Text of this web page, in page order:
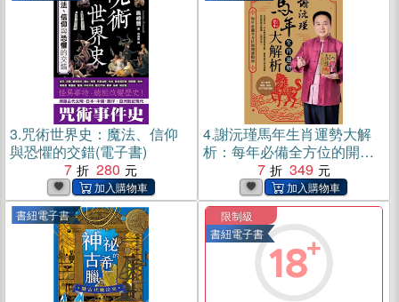
3.咒術世界史：魔法、信仰
與恐懼的交錯(電子書)
7
280
4.謝沅瑾馬年生肖運勢大解
析：每年必備全方位的開運
指南(電子書)
7 349
書紐電子書
限制級
書紐電子書